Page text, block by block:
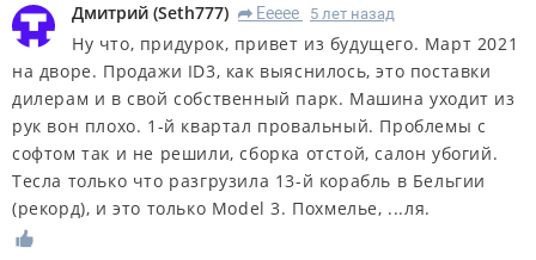
Дмитрий (Seth777) R Eeeee 5 лет назад
Ну что, придурок, привет из будущего. Март 2021
на дворе. Продажи ID3, как выяснилось, это поставки
дилерам и в свой собственный парк. Машина уходит из
рук вон плохо. 1-й квартал провальный. Проблемы с
софтом так и не решили, сборка отстой, салон убогий.
Тесла только что разгрузила 13-й корабль в Бельгии
(рекорд), и это только Model 3. Похмелье, ...ля.